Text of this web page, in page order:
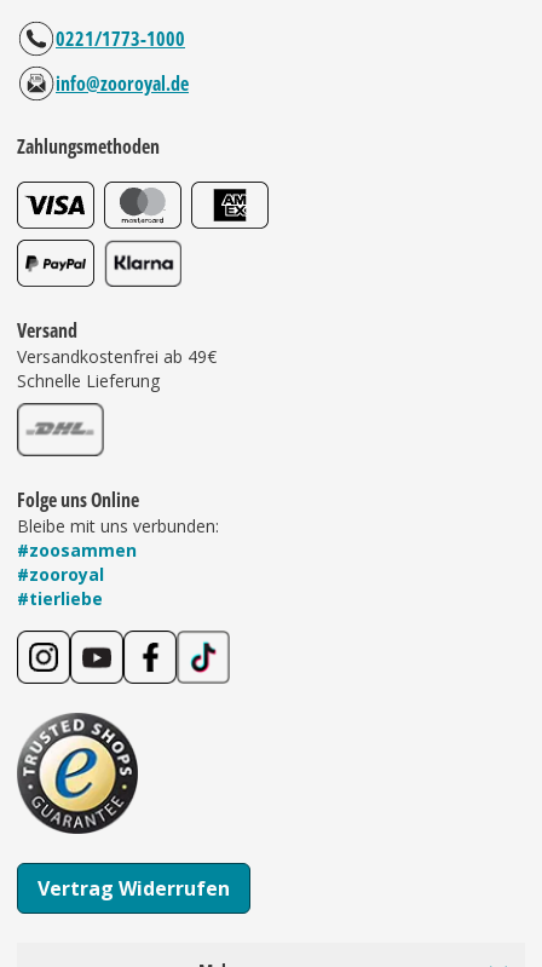
0221/1773-1000
info@zooroyal.de
Zahlungsmethoden
Versand
Versandkostenfrei ab 49€
Schnelle Lieferung
Folge uns Online
Bleibe mit uns verbunden:
#zoosammen
#zooroyal
#tierliebe
Vertrag Widerrufen